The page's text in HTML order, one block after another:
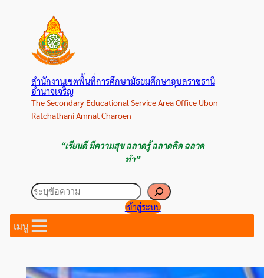
สำนักงานเขตพื้นที่การศึกษามัธยมศึกษาอุบลราชธานี
อำนาจเจริญ
The Secondary Educational Service Area Office Ubon
Ratchathani Amnat Charoen
“เรียนดี มีความสุข ฉลาดรู้ ฉลาดคิด ฉลาด
ทำ”
ค้นหา
เข้าสู่ระบบ
เมนู